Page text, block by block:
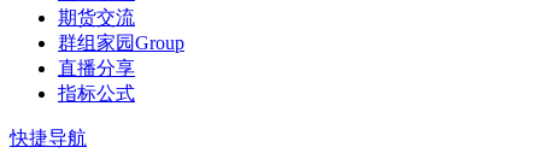
期货交流
群组家园Group
直播分享
指标公式
快捷导航